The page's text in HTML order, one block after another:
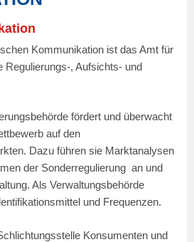
Kommunikation ist das Amt für
Regulierungs-, Aufsichts- und
fördert und überwacht
auf den
Dazu führen sie Marktanalysen
der Sonderregulierung an und
Als Verwaltungsbehörde
und Frequenzen.
Konsumenten und